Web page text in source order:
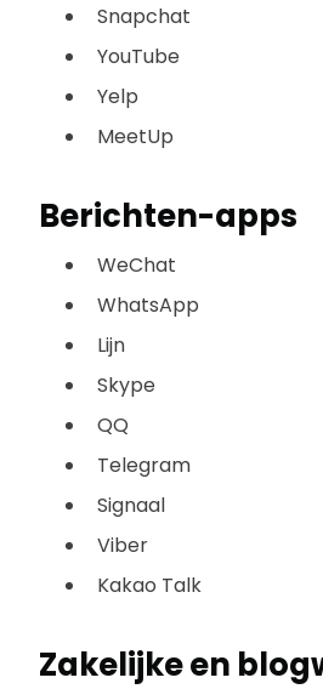
Snapchat
YouTube
Yelp
MeetUp
Berichten-apps
WeChat
WhatsApp
Lijn
Skype
QQ
Telegram
Signaal
Viber
Kakao Talk
Zakelijke en